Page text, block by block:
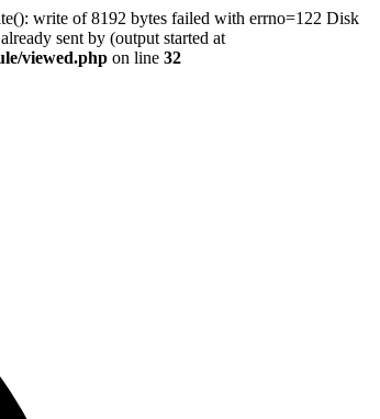
write of 8192 bytes failed with errno=122 Disk
sent by (output started at
viewed.php on line 32